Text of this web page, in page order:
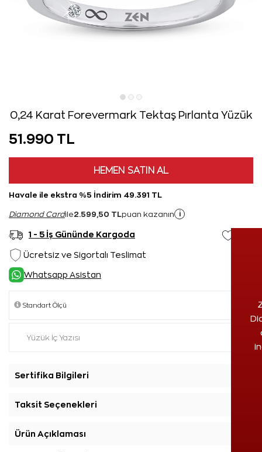
0,24 Karat Forevermark Tektaş Pırlanta Yüzük
51.990 TL
HEMEN SATIN AL
Havale ile ekstra %5 İndirim 49.391 TL
Diamond Cardile2.599,50 TL puan kazanın i
1 - 5 İş Gününde Kargoda
Ücretsiz ve Sigortalı Teslimat
Whatsapp Asistan
Sertifika Bilgileri
Taksit Seçenekleri
Ürün Açıklaması